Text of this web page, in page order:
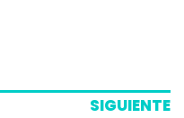
SIGUIENTE